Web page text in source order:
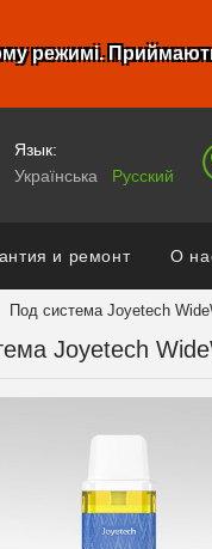
режимі.
Язык:
Українська
Русский
и ремонт О
Под система Joyetech
Joyetech